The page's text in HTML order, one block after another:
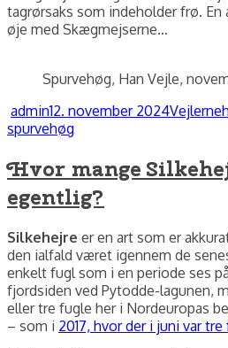
tagrørsaks som indeholder frø.
øje med Skægmejserne…
Spurvehøg, Han Vejle,
Forfatter
adminUdgivet
12. november 2024Vejlerne
spurvehøg
Hvor mange
egentlig?
Silkehejre er en art som er
den ialfald været igennem de
enkelt fugl som i en periode ses
fjordsiden ved Pytodde-lagunen,
eller tre fugle her i Nordeuropas
– som i 2017, hvor der i juni var